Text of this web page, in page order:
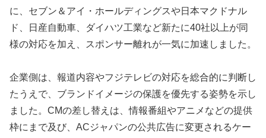
に、セブン＆アイ・ホールディングスや日本マクドナル
ド、日産自動車、ダイハツ工業など新たに40社以上が同
様の対応を加え、スポンサー離れが一気に加速しました。
企業側は、報道内容やフジテレビの対応を総合的に判断し
たうえで、ブランドイメージの保護を優先する姿勢を示し
ました。CMの差し替えは、情報番組やアニメなどの提供
枠にまで及び、ACジャパンの公共広告に変更されるケー